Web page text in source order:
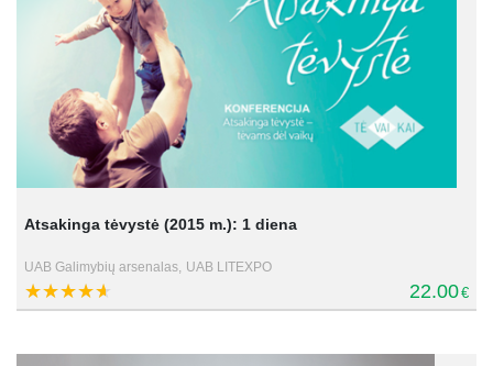
Atsakinga tėvystė (2015 m.): 1 diena
UAB Galimybių arsenalas, UAB LITEXPO
22.00€